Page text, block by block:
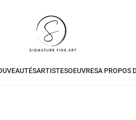
ARTISTESOEUVRESA PROPOS